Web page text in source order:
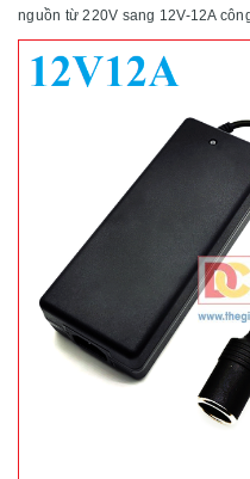
nguồn từ 220V sang 12V-12A